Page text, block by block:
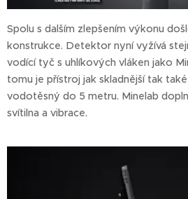
Spolu s dalším zlepšením výkonu
konstrukce. Detektor nyní vyžívá
vodící tyč s uhlíkových vláken jako
tomu je přístroj jak skladnější tak
vodotěsný do 5 metru. Minelab
svítilna a vibrace.